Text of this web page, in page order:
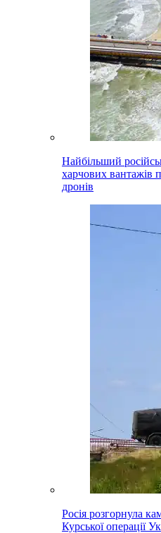
Найбільший
харчових вантажів
дронів
Росія розгорнула
Курської операції